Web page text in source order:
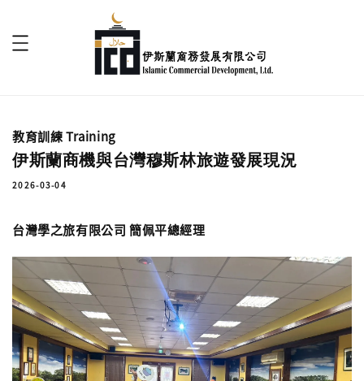
教育訓練 Training
伊斯蘭商機與台灣穆斯林旅遊發展現況
2026-03-04
台灣學之旅有限公司 簡佩平總經理